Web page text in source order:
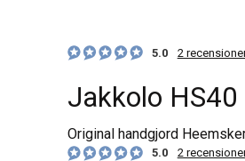
5.0 2
Jakkolo HS40
Original handgjord
5.0 2